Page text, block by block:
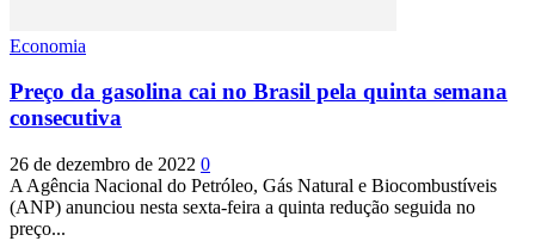
Economia
Preço da gasolina cai no Brasil pela quinta semana
consecutiva
26 de dezembro de 2022 0
A Agência Nacional do Petróleo, Gás Natural e Biocombustíveis
(ANP) anunciou nesta sexta-feira a quinta redução seguida no
preço...